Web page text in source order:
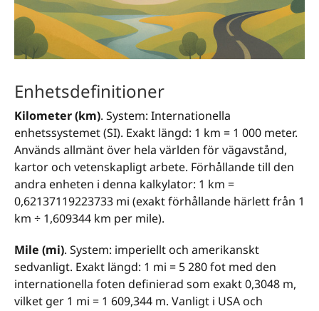
Enhetsdefinitioner
Kilometer (km). System: Internationella
enhetssystemet (SI). Exakt längd: 1 km = 1 000 meter.
Används allmänt över hela världen för vägavstånd,
kartor och vetenskapligt arbete. Förhållande till den
andra enheten i denna kalkylator: 1 km =
0,62137119223733 mi (exakt förhållande härlett från 1
km ÷ 1,609344 km per mile).
Mile (mi). System: imperiellt och amerikanskt
sedvanligt. Exakt längd: 1 mi = 5 280 fot med den
internationella foten definierad som exakt 0,3048 m,
vilket ger 1 mi = 1 609,344 m. Vanligt i USA och